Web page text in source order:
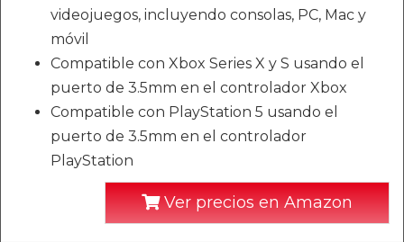
videojuegos, incluyendo consolas, PC, Mac y
móvil
Compatible con Xbox Series X y S usando el
puerto de 3.5mm en el controlador Xbox
Compatible con PlayStation 5 usando el
puerto de 3.5mm en el controlador
PlayStation
Ver precios en Amazon